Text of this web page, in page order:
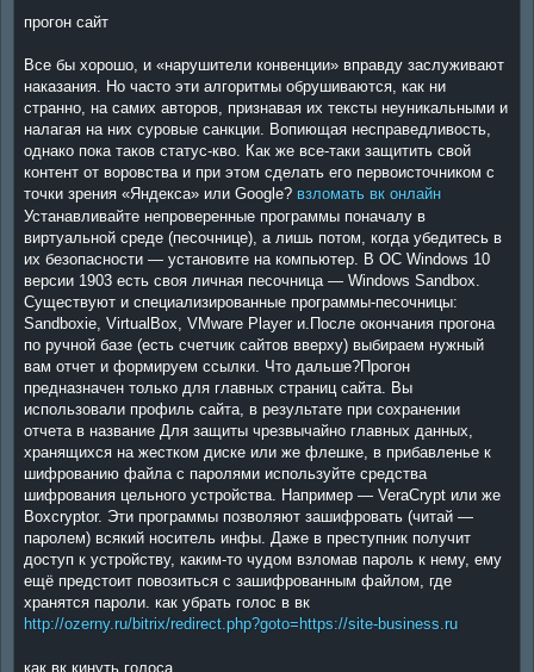
прогон сайт
Все бы хорошо, и «нарушители конвенции» вправду заслуживают
наказания. Но часто эти алгоритмы обрушиваются, как ни
странно, на самих авторов, признавая их тексты неуникальными и
налагая на них суровые санкции. Вопиющая несправедливость,
однако пока таков статус-кво. Как же все-таки защитить свой
контент от воровства и при этом сделать его первоисточником с
точки зрения «Яндекса» или Google? взломать вк онлайн
Устанавливайте непроверенные программы поначалу в
виртуальной среде (песочнице), а лишь потом, когда убедитесь в
их безопасности — установите на компьютер. В ОС Windows 10
версии 1903 есть своя личная песочница — Windows Sandbox.
Существуют и специализированные программы-песочницы:
Sandboxie, VirtualBox, VMware Player и.После окончания прогона
по ручной базе (есть счетчик сайтов вверху) выбираем нужный
вам отчет и формируем ссылки. Что дальше?Прогон
предназначен только для главных страниц сайта. Вы
использовали профиль сайта, в результате при сохранении
отчета в название Для защиты чрезвычайно главных данных,
хранящихся на жестком диске или же флешке, в прибавленье к
шифрованию файла с паролями используйте средства
шифрования цельного устройства. Например — VeraCrypt или же
Boxcryptor. Эти программы позволяют зашифровать (читай —
паролем) всякий носитель инфы. Даже в преступник получит
доступ к устройству, каким-то чудом взломав пароль к нему, ему
ещё предстоит повозиться с зашифрованным файлом, где
хранятся пароли. как убрать голос в вк
http://ozerny.ru/bitrix/redirect.php?goto=https://site-business.ru
как вк кинуть голоса